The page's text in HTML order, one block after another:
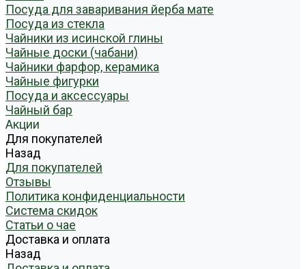
Посуда для заваривания йерба мате
Посуда из стекла
Чайники из исинской глины
Чайные доски (чабани)
Чайники фарфор, керамика
Чайные фигурки
Посуда и аксессуары
Чайный бар
Акции
Для покупателей
Назад
Для покупателей
Отзывы
Политика конфиденциальности
Система скидок
Статьи о чае
Доставка и оплата
Назад